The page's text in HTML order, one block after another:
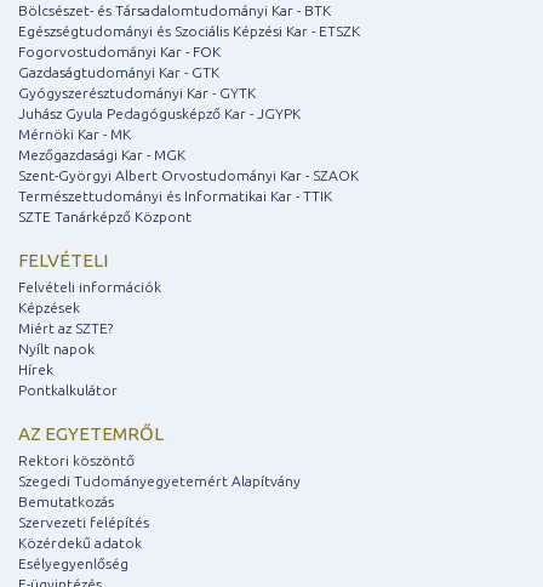
Bölcsészet- és Társadalomtudományi Kar - BTK
Egészségtudományi és Szociális Képzési Kar - ETSZK
Fogorvostudományi Kar - FOK
Gazdaságtudományi Kar - GTK
Gyógyszerésztudományi Kar - GYTK
Juhász Gyula Pedagógusképző Kar - JGYPK
Mérnöki Kar - MK
Mezőgazdasági Kar - MGK
Szent-Györgyi Albert Orvostudományi Kar - SZAOK
Természettudományi és Informatikai Kar - TTIK
SZTE Tanárképző Központ
FELVÉTELI
Felvételi információk
Képzések
Miért az SZTE?
Nyílt napok
Hírek
Pontkalkulátor
AZ EGYETEMRŐL
Rektori köszöntő
Szegedi Tudományegyetemért Alapítvány
Bemutatkozás
Szervezeti felépítés
Közérdekű adatok
Esélyegyenlőség